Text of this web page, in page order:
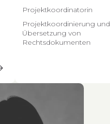
Projektkoordinatorin
Projektkoordinierung und
Übersetzung von
Rechtsdokumenten